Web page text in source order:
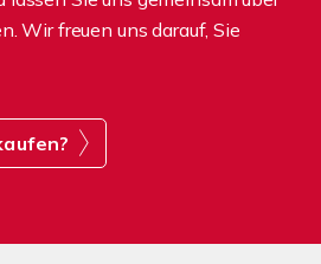
Wir freuen uns darauf, Sie